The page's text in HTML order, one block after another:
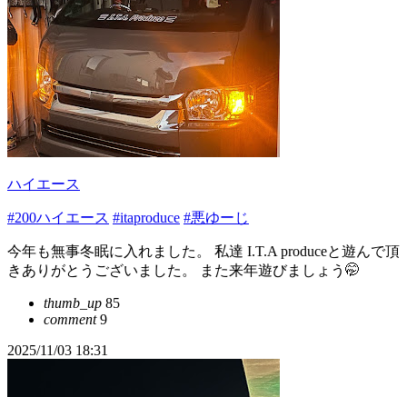
ハイエース
#200ハイエース #itaproduce #悪ゆーじ
今年も無事冬眠に入れました。 私達 I.T.A produceと遊んで頂
きありがとうございました。 また来年遊びましょう🤭
thumb_up 85
comment9
2025/11/03 18:31